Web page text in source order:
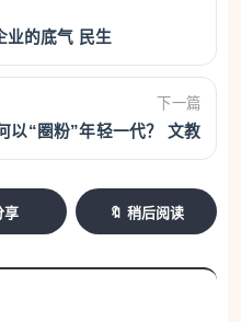
业的底气 民生
下一篇
以“圈粉”年轻一代？ 文教
享 🔖 稍后阅读